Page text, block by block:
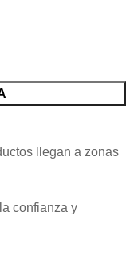
llegan a zonas
confianza y